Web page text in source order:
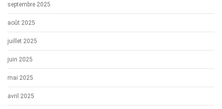
septembre 2025
août 2025
juillet 2025
juin 2025
mai 2025
avril 2025